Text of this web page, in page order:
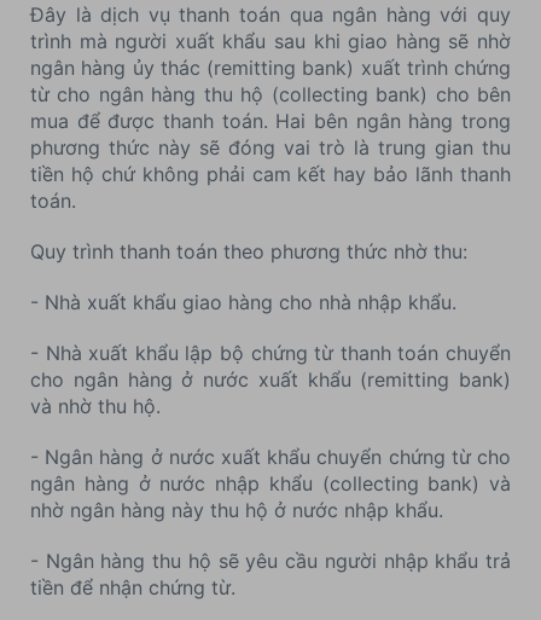
Đây là dịch vụ thanh toán qua ngân hàng với quy
trình mà người xuất khẩu sau khi giao hàng sẽ nhờ
ngân hàng ủy thác (remitting bank) xuất trình chứng
từ cho ngân hàng thu hộ (collecting bank) cho bên
mua để được thanh toán. Hai bên ngân hàng trong
phương thức này sẽ đóng vai trò là trung gian thu
tiền hộ chứ không phải cam kết hay bảo lãnh thanh
toán.
Quy trình thanh toán theo phương thức nhờ thu:
- Nhà xuất khẩu giao hàng cho nhà nhập khẩu.
- Nhà xuất khẩu lập bộ chứng từ thanh toán chuyển
cho ngân hàng ở nước xuất khẩu (remitting bank)
và nhờ thu hộ.
- Ngân hàng ở nước xuất khẩu chuyển chứng từ cho
ngân hàng ở nước nhập khẩu (collecting bank) và
nhờ ngân hàng này thu hộ ở nước nhập khẩu.
- Ngân hàng thu hộ sẽ yêu cầu người nhập khẩu trả
tiền để nhận chứng từ.